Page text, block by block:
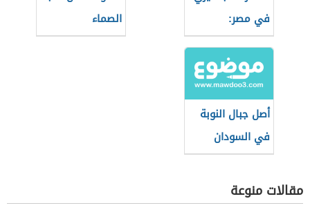
في مصر:
الجيولوجيا
والأحداث
الصماء
أصل جبال النوبة
في السودان
مقالات منوعة